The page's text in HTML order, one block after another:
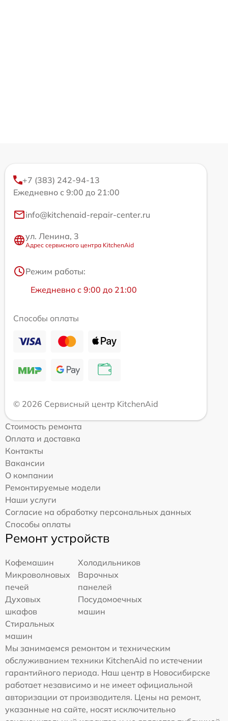
+7 (383) 242-94-13
Ежедневно с 9:00 до 21:00
info@kitchenaid-repair-center.ru
ул. Ленина, 3
Адрес сервисного центра KitchenAid
Режим работы:
Ежедневно с 9:00 до 21:00
Способы оплаты
© 2026 Сервисный центр KitchenAid
Стоимость ремонта
Оплата и доставка
Контакты
Вакансии
О компании
Ремонтируемые модели
Наши услуги
Согласие на обработку персональных данных
Способы оплаты
Ремонт устройств
Кофемашин
Холодильников
Микроволновых
печей
Варочных
панелей
Духовых
шкафов
Посудомоечных
машин
Стиральных
машин
Мы занимаемся ремонтом и техническим
обслуживанием техники KitchenAid по истечении
гарантийного периода. Наш центр в Новосибирске
работает независимо и не имеет официальной
авторизации от производителя. Цены на ремонт,
указанные на сайте, носят исключительно